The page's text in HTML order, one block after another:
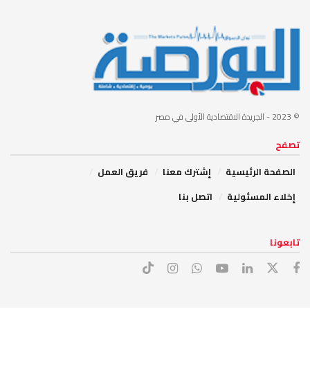
© 2023 - الجريدة الاقتصادية الأولى في مصر
تصفح
الصفحة الرئيسية
إشترك معنا
فريق العمل
إخلاء المسئولية
اتصل بنا
تابعونا